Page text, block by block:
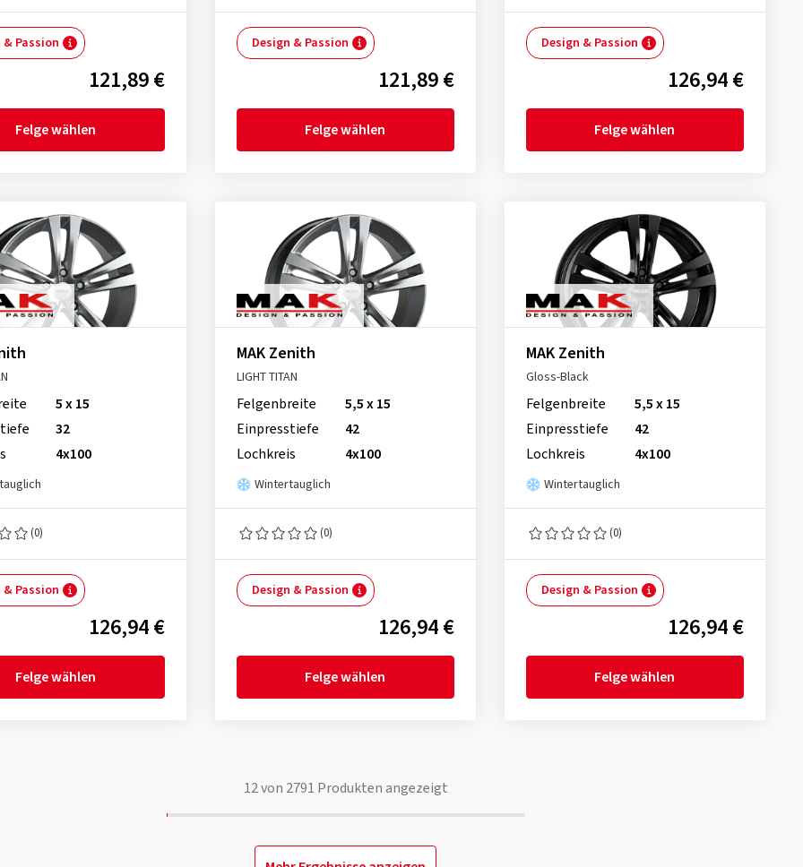
& Passion
121,89 €
Felge wählen
Design & Passion
121,89 €
Felge wählen
Design & Passion
126,94 €
Felge wählen
5 x 15
32
4x100
(0)
& Passion
126,94 €
Felge wählen
MAK Zenith
LIGHT TITAN
Felgenbreite
5,5 x 15
Einpresstiefe
42
Lochkreis
4x100
Wintertauglich
(0)
Design & Passion
126,94 €
Felge wählen
MAK Zenith
Gloss-Black
Felgenbreite
5,5 x 15
Einpresstiefe
42
Lochkreis
4x100
Wintertauglich
(0)
Design & Passion
126,94 €
Felge wählen
12von 2791 Produkten angezeigt